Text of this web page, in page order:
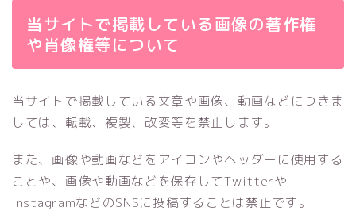
当サイトで掲載している画像の著作権
や肖像権等について
当サイトで掲載している文章や画像、動画などにつきま
しては、転載、複製、改変等を禁止します。
また、画像や動画などをアイコンやヘッダーに使用する
ことや、画像や動画などを保存してTwitterや
InstagramなどのSNSに投稿することは禁止です。